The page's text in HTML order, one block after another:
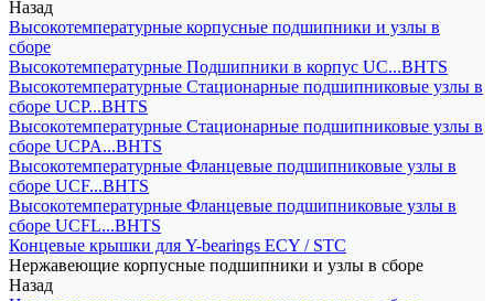
Назад
Высокотемпературные корпусные подшипники и узлы в
сборе
Высокотемпературные Подшипники в корпус UC...BHTS
Высокотемпературные Стационарные подшипниковые узлы в
сборе UCP...BHTS
Высокотемпературные Стационарные подшипниковые узлы в
сборе UCPA...BHTS
Высокотемпературные Фланцевые подшипниковые узлы в
сборе UCF...BHTS
Высокотемпературные Фланцевые подшипниковые узлы в
сборе UCFL...BHTS
Концевые крышки для Y-bearings ECY / STC
Нержавеющие корпусные подшипники и узлы в сборе
Назад